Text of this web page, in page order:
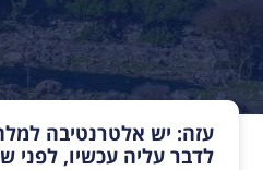
עזה: יש אלטרנטיבה
לדבר עליה עכשיו, לפני